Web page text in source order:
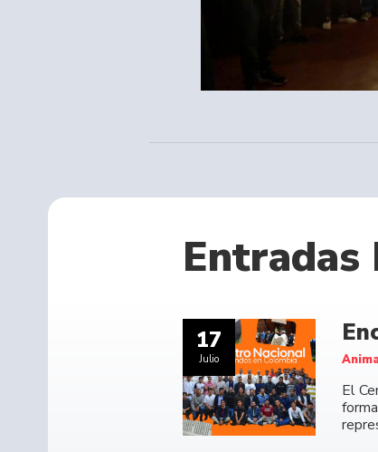
Entradas
17
Julio
El